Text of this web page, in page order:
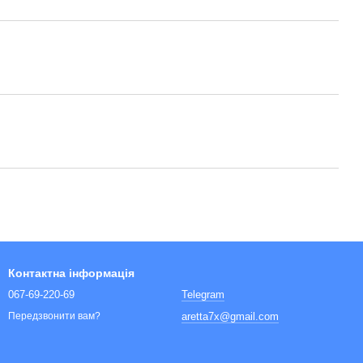
Контактна інформація
067-69-220-69
Передзвонити вам?
Telegram
aretta7x@gmail.com